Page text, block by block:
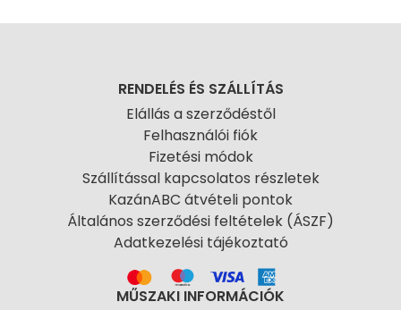
RENDELÉS ÉS SZÁLLÍTÁS
Elállás a szerződéstől
Felhasználói fiók
Fizetési módok
Szállítással kapcsolatos részletek
KazánABC átvételi pontok
Általános szerződési feltételek (ÁSZF)
Adatkezelési tájékoztató
MŰSZAKI INFORMÁCIÓK